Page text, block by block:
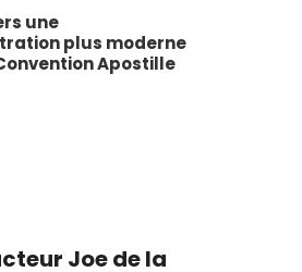
une
plus moderne
Apostille
Joe de la